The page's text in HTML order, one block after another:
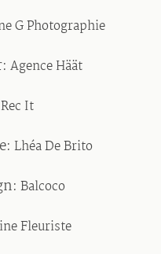
G Photographie
Agence Häät
Rec It
Lhéa De Brito
Balcoco
Fleuriste